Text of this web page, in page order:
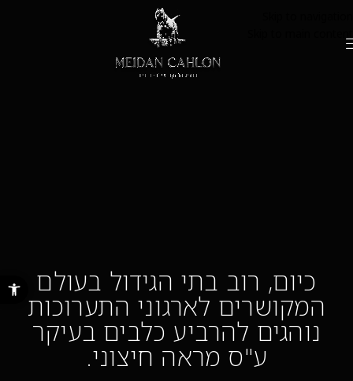
פתח סרגל כיום, רוב בתי הגידול בעולם
המקושרים לארגוני התערוכות
נוהגים להרביע כלבים בעיקר
ע"ס מראה חיצוני.